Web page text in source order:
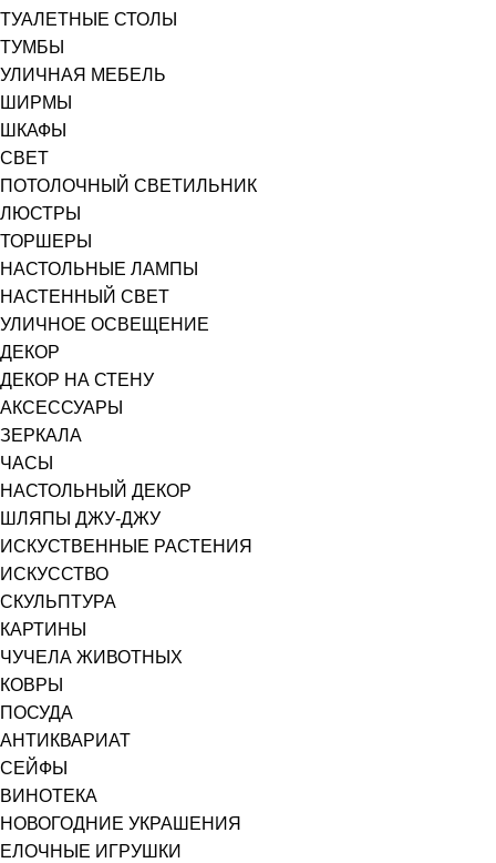
ТУАЛЕТНЫЕ СТОЛЫ
ТУМБЫ
УЛИЧНАЯ МЕБЕЛЬ
ШИРМЫ
ШКАФЫ
СВЕТ
ПОТОЛОЧНЫЙ СВЕТИЛЬНИК
ЛЮСТРЫ
ТОРШЕРЫ
НАСТОЛЬНЫЕ ЛАМПЫ
НАСТЕННЫЙ СВЕТ
УЛИЧНОЕ ОСВЕЩЕНИЕ
ДЕКОР
ДЕКОР НА СТЕНУ
АКСЕССУАРЫ
ЗЕРКАЛА
ЧАСЫ
НАСТОЛЬНЫЙ ДЕКОР
ШЛЯПЫ ДЖУ-ДЖУ
ИСКУСТВЕННЫЕ РАСТЕНИЯ
ИСКУССТВО
СКУЛЬПТУРА
КАРТИНЫ
ЧУЧЕЛА ЖИВОТНЫХ
КОВРЫ
ПОСУДА
АНТИКВАРИАТ
СЕЙФЫ
ВИНОТЕКА
НОВОГОДНИЕ УКРАШЕНИЯ
ЕЛОЧНЫЕ ИГРУШКИ